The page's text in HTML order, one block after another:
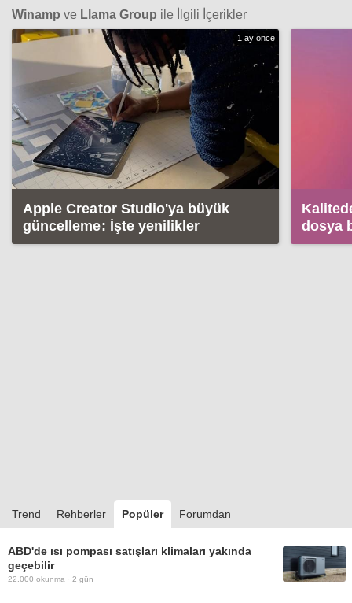
Winamp ve Llama Group ile İlgili İçerikler
1 ay önce
Apple Creator Studio'ya büyük
güncelleme: İşte yenilikler
dosya
pratik
Trend Rehberler Popüler Forumdan
ABD'de ısı pompası satışları klimaları yakında
geçebilir
22.000 okunma · 2 gün